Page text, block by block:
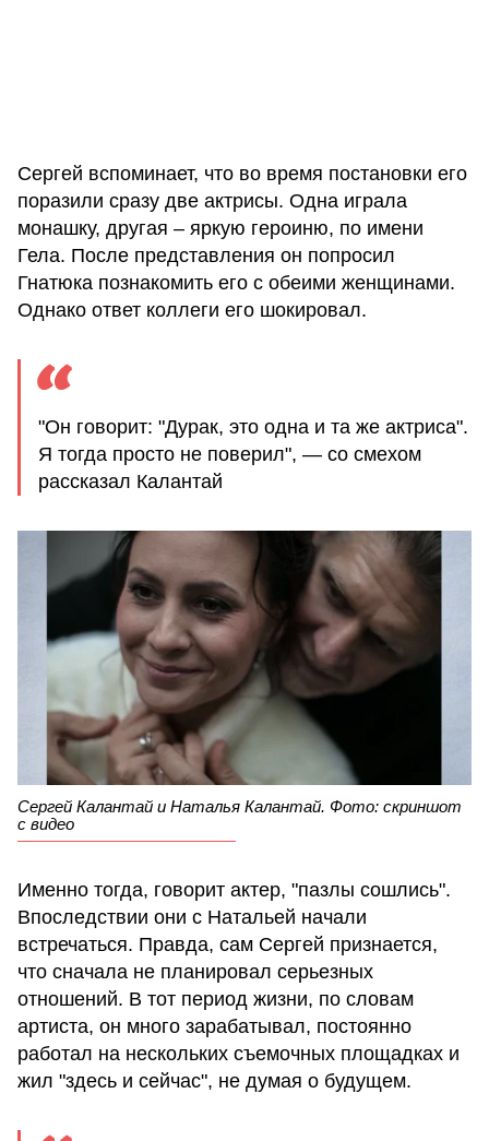
Сергей вспоминает, что во время постановки его
поразили сразу две актрисы. Одна играла
монашку, другая – яркую героиню, по имени
Гела. После представления он попросил
Гнатюка познакомить его с обеими женщинами.
Однако ответ коллеги его шокировал.
"Он говорит: "Дурак, это одна и та же актриса".
Я тогда просто не поверил", — со смехом
рассказал Калантай
Сергей Калантай и Наталья Калантай. Фото: скриншот
с видео
Именно тогда, говорит актер, "пазлы сошлись".
Впоследствии они с Натальей начали
встречаться. Правда, сам Сергей признается,
что сначала не планировал серьезных
отношений. В тот период жизни, по словам
артиста, он много зарабатывал, постоянно
работал на нескольких съемочных площадках и
жил "здесь и сейчас", не думая о будущем.